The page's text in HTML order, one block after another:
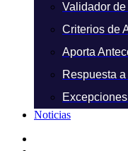
Validador
Criterios de
Aporta
Respuesta
Noticias